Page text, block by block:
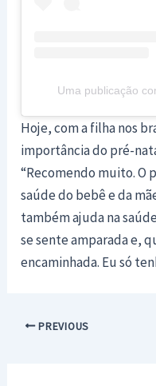
Uma publicação
Hoje, com a filha nos
importância do pré-
“Recomendo muito. O
saúde do bebê e da
também ajuda na
se sente amparada e,
encaminhada. Eu só
Post PREVIOUS